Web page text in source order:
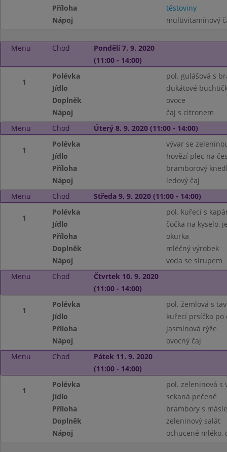
Příloha
těstoviny
Nápoj
multivitamínový
Menu Chod
Pondělí 7. 9. 2020
(11:00 - 14:00)
1
Polévka
pol. gulášová s
Jídlo
dukátové
Doplněk
ovoce
Nápoj
čaj s citronem
Menu
Chod Úterý 8. 9. 2020 (11:00 - 14:00)
1
Polévka
vývar se
Jídlo
hovězí plec na
Příloha
bramborový
Nápoj
ledový čaj
Menu
Chod Středa 9. 9. 2020 (11:00 - 14:00)
1
Polévka
pol. kuřecí s
Jídlo
čočka na kyselo,
Příloha
okurka
Doplněk
mléčný výrobek
Nápoj
voda se sirupem
Menu
Chod
Čtvrtek 10. 9. 2020
(11:00 - 14:00)
1
Polévka
pol. žemlová s
Jídlo
kuřecí prsíčka po
Příloha
jasmínová rýže
Nápoj
ovocný čaj
Menu
Chod
Pátek 11. 9. 2020
(11:00 - 14:00)
1
Polévka
pol. zeleninová s
Jídlo
sekaná pečeně
Příloha
brambory s
Doplněk
zeleninový salát
Nápoj
ochucené mléko,